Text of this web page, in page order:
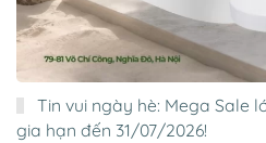
Tin vui ngày hè: Mega Sale
gia hạn đến 31/07/2026!